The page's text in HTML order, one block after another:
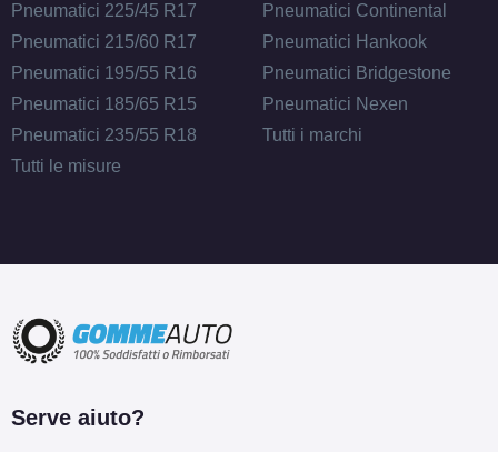
Pneumatici 225/45 R17
Pneumatici 215/60 R17
Pneumatici 195/55 R16
Pneumatici 185/65 R15
Pneumatici 235/55 R18
Tutti le misure
Pneumatici Continental
Pneumatici Hankook
Pneumatici Bridgestone
Pneumatici Nexen
Tutti i marchi
Serve aiuto?